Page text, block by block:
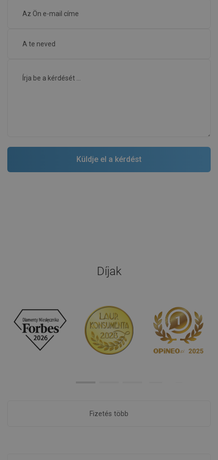
Díjak
Fizetés több